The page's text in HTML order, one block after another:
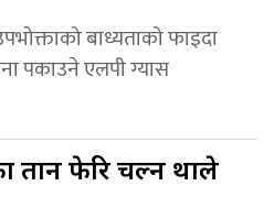
बाध्यताको फाइदा
पकाउने एलपी ग्यास
तान फेरि चल्न थाले